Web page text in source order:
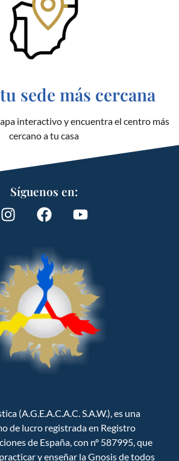
sede más cercana
interactivo y encuentra el centro más
cercano a tu casa
Síguenos en:
(A.G.E.A.C.A.C. S.A.W.), es una
de lucro registrada en Registro
de España, con nº 587995, que
y enseñar la Gnosis de todos
GNOSIS ESPAÑA